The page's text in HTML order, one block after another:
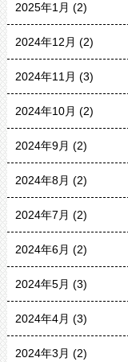
2025年1月 (2)
2024年12月 (2)
2024年11月 (3)
2024年10月 (2)
2024年9月 (2)
2024年8月 (2)
2024年7月 (2)
2024年6月 (2)
2024年5月 (3)
2024年4月 (3)
2024年3月 (2)